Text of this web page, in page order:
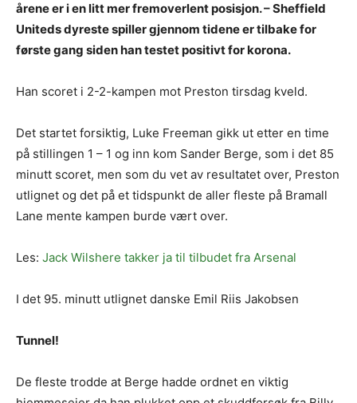
årene er i en litt mer fremoverlent posisjon. – Sheffield
Uniteds dyreste spiller gjennom tidene er tilbake for
første gang siden han testet positivt for korona.
Han scoret i 2-2-kampen mot Preston tirsdag kveld.
Det startet forsiktig, Luke Freeman gikk ut etter en time
på stillingen 1 – 1 og inn kom Sander Berge, som i det 85
minutt scoret, men som du vet av resultatet over, Preston
utlignet og det på et tidspunkt de aller fleste på Bramall
Lane mente kampen burde vært over.
Les: Jack Wilshere takker ja til tilbudet fra Arsenal
I det 95. minutt utlignet danske Emil Riis Jakobsen
Tunnel!
De fleste trodde at Berge hadde ordnet en viktig